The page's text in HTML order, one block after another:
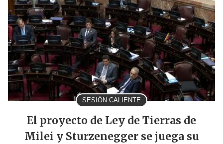
SESIÓN CALIENTE
El proyecto de Ley de Tierras de
Milei y Sturzenegger se juega su